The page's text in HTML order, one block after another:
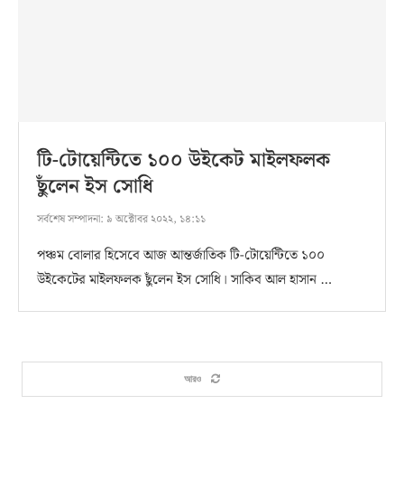
টি-টোয়েন্টিতে ১০০ উইকেট মাইলফলক
ছুঁলেন ইস সোধি
সর্বশেষ সম্পাদনা: ৯ অক্টোবর ২০২২, ১৪:১১
পঞ্চম বোলার হিসেবে আজ আন্তর্জাতিক টি-টোয়েন্টিতে ১০০
উইকেটের মাইলফলক ছুঁলেন ইস সোধি। সাকিব আল হাসান …
আরও